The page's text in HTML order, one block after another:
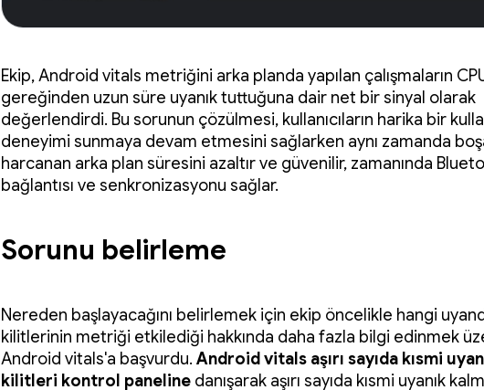
Ekip, Android vitals metriğini arka planda yapılan çalışmaların
gereğinden uzun süre uyanık tuttuğuna dair net bir sinyal olarak
değerlendirdi. Bu sorunun çözülmesi, kullanıcıların harika bir
deneyimi sunmaya devam etmesini sağlarken aynı zamanda
harcanan arka plan süresini azaltır ve güvenilir, zamanında
bağlantısı ve senkronizasyonu sağlar.
Sorunu belirleme
Nereden başlayacağını belirlemek için ekip öncelikle hangi
kilitlerinin metriği etkilediği hakkında daha fazla bilgi edinmek
Android vitals'a başvurdu. Android vitals aşırı sayıda kısmi
kilitleri kontrol paneline danışarak aşırı sayıda kısmi uyanık